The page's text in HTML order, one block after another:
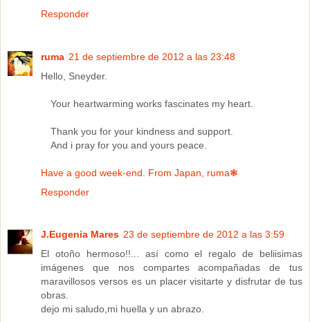
Responder
ruma 21 de septiembre de 2012 a las 23:48
Hello, Sneyder.
Your heartwarming works fascinates my heart.
Thank you for your kindness and support.
And i pray for you and yours peace.
Have a good week-end. From Japan, ruma❃
Responder
J.Eugenia Mares 23 de septiembre de 2012 a las 3:59
El otoño hermoso!!... así como el regalo de beliisimas
imágenes que nos compartes acompañadas de tus
maravillosos versos es un placer visitarte y disfrutar de tus
obras.
dejo mi saludo,mi huella y un abrazo.